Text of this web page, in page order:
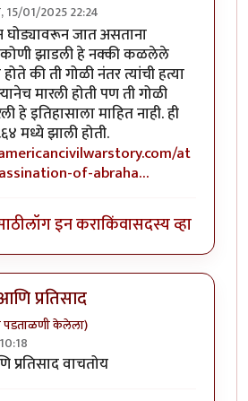
15/01/2025 22:24
थोडेbyचंद्रसूर्यकुमार
जात असताना
कोणी झाडली हे नक्की कळलेले
की ती गोळी नंतर त्यांची हत्या
मारली होती पण ती गोळी
हे इतिहासाला माहित नाही. ही
मध्ये झाली होती.
at
of-abraha…
लॉग इन कराकिंवासदस्य व्हा
प्रतिसाद
पडताळणी केलेला)
प्रतिसाद वाचतोय